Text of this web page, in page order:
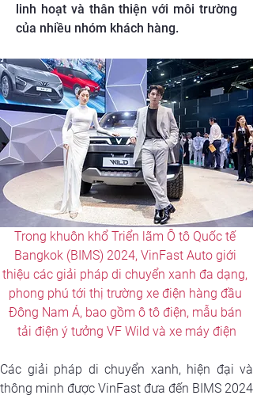
linh hoạt và thân thiện với môi trường
của nhiều nhóm khách hàng.
Trong khuôn khổ Triển lãm Ô tô Quốc tế
Bangkok (BIMS) 2024, VinFast Auto giới
thiệu các giải pháp di chuyển xanh đa dạng,
phong phú tới thị trường xe điện hàng đầu
Đông Nam Á, bao gồm ô tô điện, mẫu bán
tải điện ý tưởng VF Wild và xe máy điện
Các giải pháp di chuyển xanh, hiện đại và
thông minh được VinFast đưa đến BIMS 2024